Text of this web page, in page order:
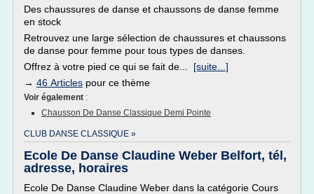
Des chaussures de danse et chaussons de danse femme
en stock
Retrouvez une large sélection de chaussures et chaussons
de danse pour femme pour tous types de danses.
Offrez à votre pied ce qui se fait de... [suite...]
→ 46 Articles pour ce thème
Voir également :
Chausson De Danse Classique Demi Pointe
CLUB DANSE CLASSIQUE »
Ecole De Danse Claudine Weber Belfort, tél,
adresse, horaires
Ecole De Danse Claudine Weber dans la catégorie Cours